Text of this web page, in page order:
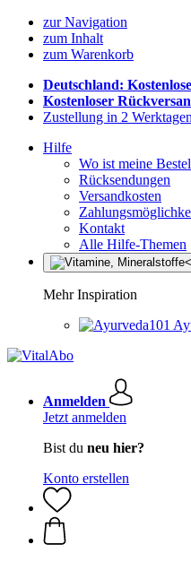
zur Navigation
zum Inhalt
zum Warenkorb
Deutschland:
Kostenloser
Zustellung in 2
Hilfe
Wo ist meine
Rücksendungen
Versandkosten
Kontakt
Alle Hilfe-Themen
Mehr Inspiration
Anmelden
Jetzt anmelden
Bist du neu hier?
Konto erstellen